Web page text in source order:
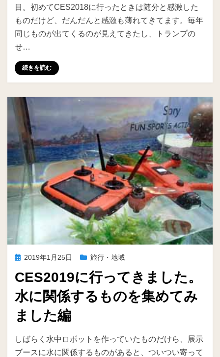
目。初めてCES2018に行ったときは随分と感激した
ものだけど、だんだんと感激も薄れてきてます。毎年
同じものが出てくるのが見えてきたし、トランプの
せ…
続きを読む
投
日:
2019年1月25日 旅行・地域
CES2019に行ってきました。
水に関係するものを集めてみ
ました編
投稿者 ike
しばらく水中ロボットを作っていたものだけら、展示
ブースに水に関係するものがあると、ついつい寄って